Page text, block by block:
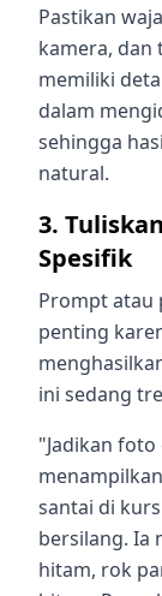
Pastikan
kamera, dan
memiliki
dalam
sehingga
natural.
3.
Spesifik
Prompt atau
penting
ini sedang
"Jadikan
santai di
bersilang. Ia
hitam, rok